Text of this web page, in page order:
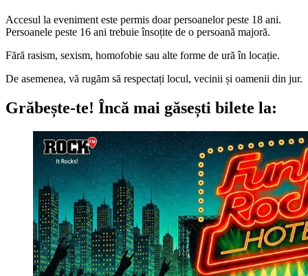
Accesul la eveniment este permis doar persoanelor peste 18 ani.
Persoanele peste 16 ani trebuie însoțite de o persoană majoră.
Fără rasism, sexism, homofobie sau alte forme de ură în locație.
De asemenea, vă rugăm să respectați locul, vecinii și oamenii din jur.
Grăbește-te! Încă mai găsești bilete la: